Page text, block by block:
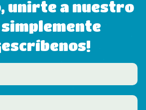
unirte a nuestro
simplemente